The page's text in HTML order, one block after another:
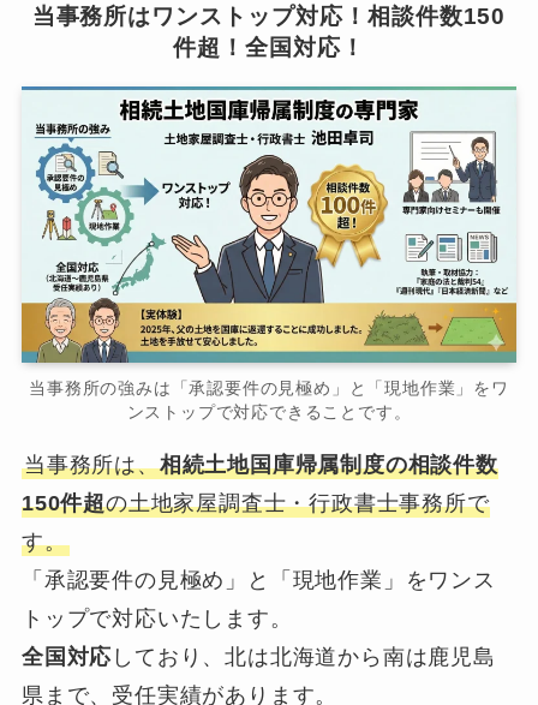
当事務所はワンストップ対応！相談件数150
件超！全国対応！
当事務所の強みは「承認要件の見極め」と「現地作業」をワ
ンストップで対応できることです。
当事務所は、相続土地国庫帰属制度の相談件数
150件超の土地家屋調査士・行政書士事務所で
す。
「承認要件の見極め」と「現地作業」をワンス
トップで対応いたします。
全国対応 しており、北は北海道から南は鹿児島
県まで、受任実績があります。